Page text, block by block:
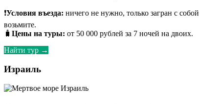
❗Условия въезда: ничего не нужно, только загран с собой
возьмите.
🧳 Цены на туры: от 50 000 рублей за 7 ночей на двоих.
Найти тур →
Израиль